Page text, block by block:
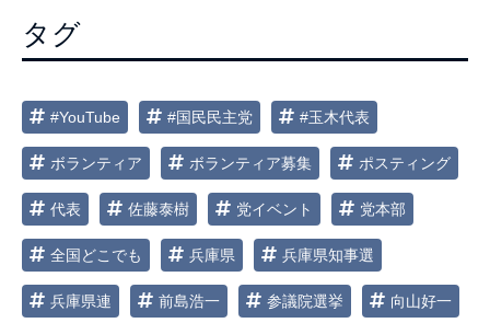
シ
ョ
タグ
#YouTube #国民民主党 #玉木代表
ボランティア ボランティア募集 ポスティング
代表 佐藤泰樹 党イベント 党本部
全国どこでも 兵庫県 兵庫県知事選
兵庫県連 前島浩一 参議院選挙 向山好一